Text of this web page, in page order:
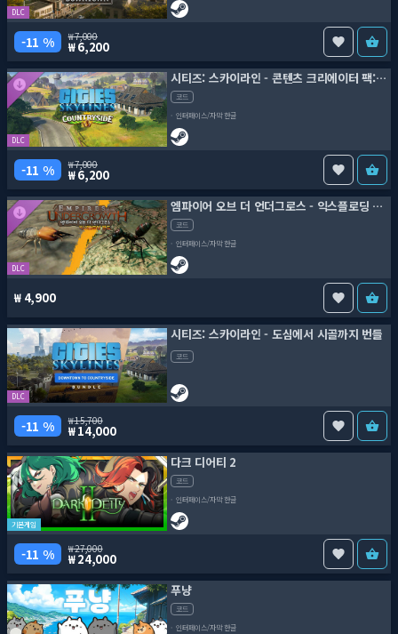
DLC
11 % 7,000
6,200
DLC
시티즈: 스카이라인 - 콘텐츠 크리에이터 팩: 시골
코드
인터페이스/자막 한글
11 % 7,000
6,200
DLC
엠파이어 오브 더 언더그로스 - 익스플로딩 앤트
코드
인터페이스/자막 한글
4,900
DLC
시티즈: 스카이라인 - 도심에서 시골까지 번들
코드
11 % 15,700
14,000
기본게임
다크 디어티 2
코드
인터페이스/자막 한글
11 % 27,000
24,000
푸냥
코드
인터페이스/자막 한글